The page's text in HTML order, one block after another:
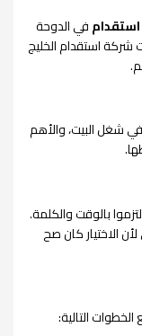
في الدوحة
شركة استقدام الخليج
شغل البيت، والأهم
بالوقت والكلمة.
شي لأن الاختيار كان صح
التالية: